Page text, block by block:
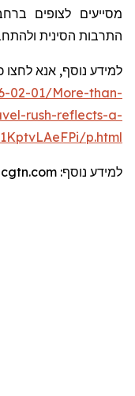
מסייעים לצופים
התרבות הסינית
למידע נוסף, אנא לחצו
02-01/More-than-
rush-reflects-a-
p.html
למידע נוסף: